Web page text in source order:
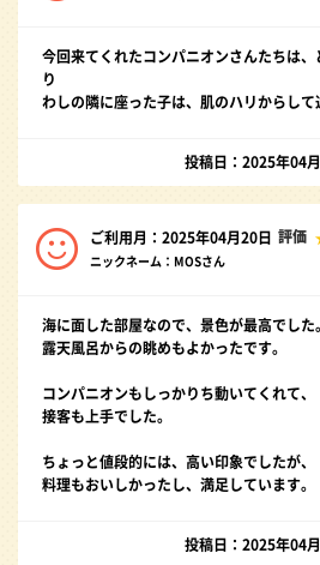
今回来てくれたコンパニオンさんたちは
り
わしの隣に座った子は、肌のハリからして
投稿日：2025年04
ご利用月：2025年04月20日 評価
ニックネーム：MOSさん
海に面した部屋なので、景色が最高でした。
露天風呂からの眺めもよかったです。
コンパニオンもしっかりち動いてくれて、
接客も上手でした。
ちょっと値段的には、高い印象でしたが、
料理もおいしかったし、満足しています。
投稿日：2025年04